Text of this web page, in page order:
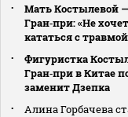
Мать Костылевой
Гран‑при: «Не
кататься с
Фигуристка
Гран‑при в Китае
заменит Дзепка
Алина Горбачева